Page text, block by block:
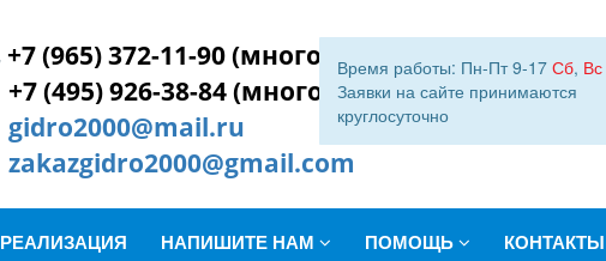
+7 (965) 372-11-90 (многокан.)
+7 (495) 926-38-84 (многокан.)
gidro2000@mail.ru
zakazgidro2000@gmail.com
Время работы: Пн-Пт 9-17 Сб, Вс
Заявки на сайте принимаются
круглосуточно
РЕАЛИЗАЦИЯ НАПИШИТЕ НАМ ПОМОЩЬ КОНТАКТЫ